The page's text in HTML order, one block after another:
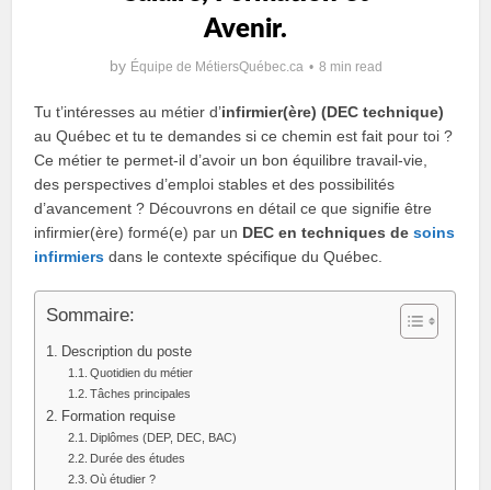
Avenir.
by Équipe de MétiersQuébec.ca 8 min read
Tu t’intéresses au métier d’infirmier(ère) (DEC technique)
au Québec et tu te demandes si ce chemin est fait pour toi ?
Ce métier te permet-il d’avoir un bon équilibre travail-vie,
des perspectives d’emploi stables et des possibilités
d’avancement ? Découvrons en détail ce que signifie être
infirmier(ère) formé(e) par un DEC en techniques desoins
infirmiers dans le contexte spécifique du Québec.
Sommaire:
Description du poste
Quotidien du métier
Tâches principales
Formation requise
Diplômes (DEP, DEC, BAC)
Durée des études
Où étudier ?